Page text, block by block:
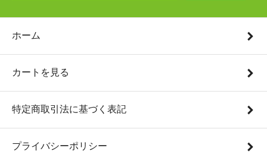
ホーム
カートを見る
特定商取引法に基づく表記
プライバシーポリシー